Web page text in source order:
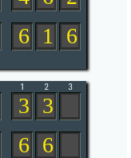
6 1 6
3 3
6 6